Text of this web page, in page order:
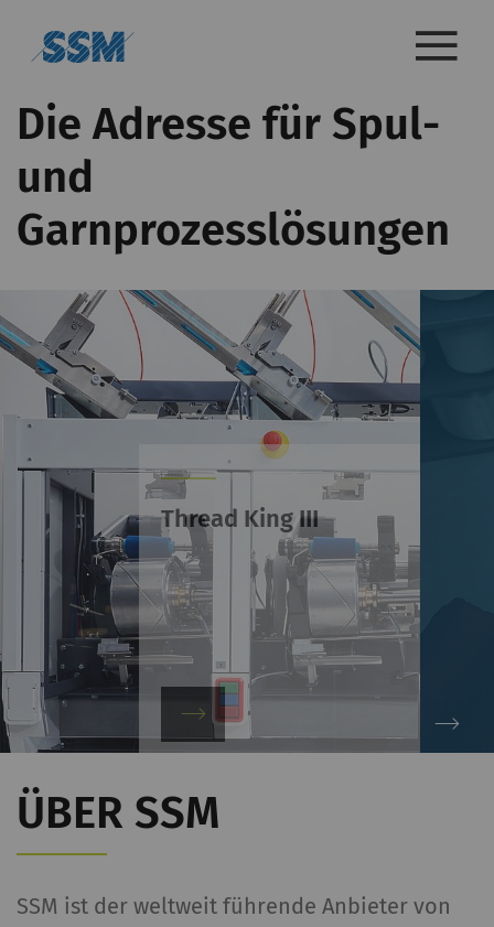
Die Adresse für Spul-
und
Garnprozesslösungen
Thread King III
ÜBER SSM
SSM ist der weltweit führende Anbieter von